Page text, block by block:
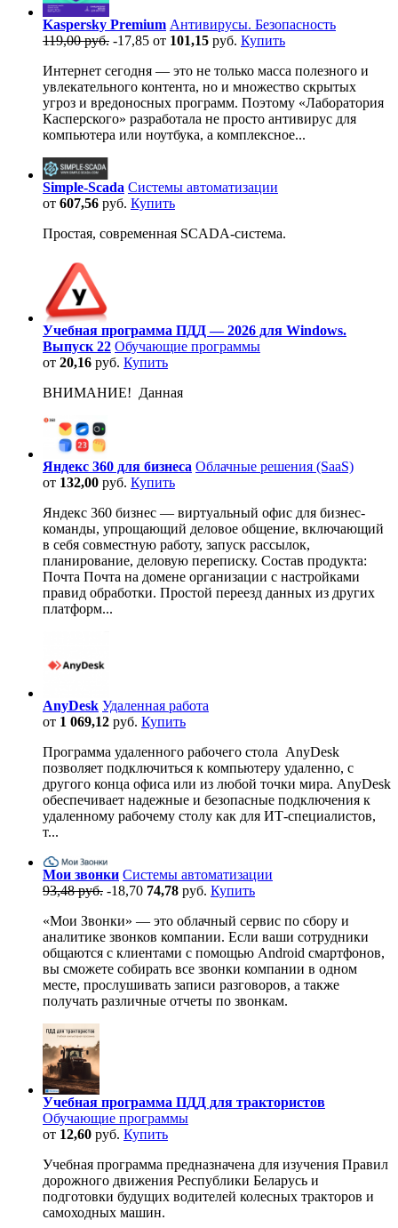
Kaspersky Premium Антивирусы. Безопасность
119,00 руб. -17,85 от 101,15 руб. Купить
Интернет сегодня — это не только масса полезного и
увлекательного контента, но и множество скрытых
угроз и вредоносных программ. Поэтому «Лаборатория
Касперского» разработала не просто антивирус для
компьютера или ноутбука, а комплексное...
Simple-Scada Системы автоматизации
от 607,56 руб. Купить
Простая, современная SCADA-система.
Учебная программа ПДД — 2026 для Windows.
Выпуск 22 Обучающие программы
от 20,16 руб. Купить
ВНИМАНИЕ! Данная
Яндекс 360 для бизнеса Облачные решения (SaaS)
от 132,00 руб. Купить
Яндекс 360 бизнес — виртуальный офис для бизнес-
команды, упрощающий деловое общение, включающий
в себя совместную работу, запуск рассылок,
планирование, деловую переписку. Состав продукта:
Почта Почта на домене организации с настройками
правид обработки. Простой переезд данных из других
платформ...
AnyDesk Удаленная работа
от 1 069,12 руб. Купить
Программа удаленного рабочего стола AnyDesk
позволяет подключиться к компьютеру удаленно, с
другого конца офиса или из любой точки мира. AnyDesk
обеспечивает надежные и безопасные подключения к
удаленному рабочему столу как для ИТ-специалистов,
т...
Мои звонки Системы автоматизации
93,48 руб. -18,70 74,78 руб. Купить
«Мои Звонки» — это облачный сервис по сбору и
аналитике звонков компании. Если ваши сотрудники
общаются с клиентами с помощью Android смартфонов,
вы сможете собирать все звонки компании в одном
месте, прослушивать записи разговоров, а также
получать различные отчеты по звонкам.
Учебная программа ПДД для трактористов
Обучающие программы
от 12,60 руб. Купить
Учебная программа предназначена для изучения Правил
дорожного движения Республики Беларусь и
подготовки будущих водителей колесных тракторов и
самоходных машин.